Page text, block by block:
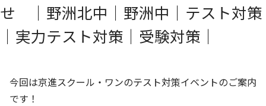
せ ｜野洲北中｜野洲中｜テスト対策
｜実力テスト対策｜受験対策｜
今回は京進スクール・ワンのテスト対策イベントのご案内
です！